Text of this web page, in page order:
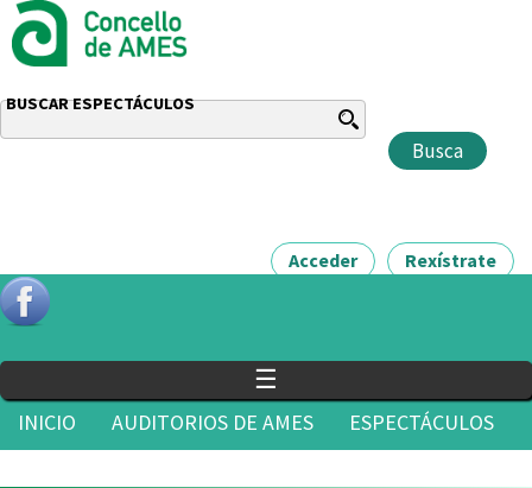
BUSCAR ESPECTÁCULOS
Acceder Rexístrate
☰
INICIO AUDITORIOS DE AMES
ESPECTÁCULOS